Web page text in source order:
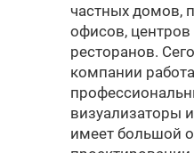
частных домов,
офисов, центров
ресторанов.
компании
визуализаторы
имеет большой